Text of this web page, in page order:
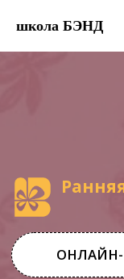
школа БЭНД
ОНЛАЙН-